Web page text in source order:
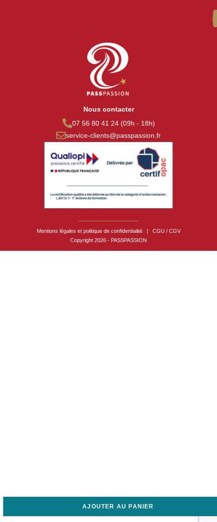
AJOUTER AU PANIER
Nous contacter
07 56 80 41 24 (09h - 18h)
service-clients@passpassion.fr
Mentions légales et politique de confidentialité
CGU / CGV
Copyright 2026 - PASSPASSION